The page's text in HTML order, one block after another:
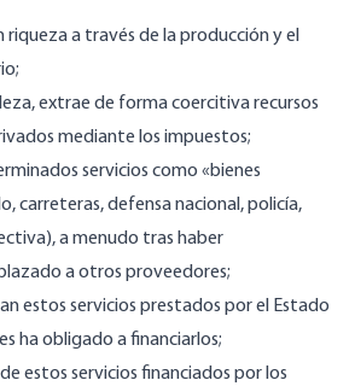
riqueza a través de la producción y el
extrae de forma coercitiva recursos
mediante los impuestos;
servicios como «bienes
carreteras, defensa nacional, policía,
a menudo tras haber
a otros proveedores;
estos servicios prestados por el Estado
ha obligado a financiarlos;
estos servicios financiados por los